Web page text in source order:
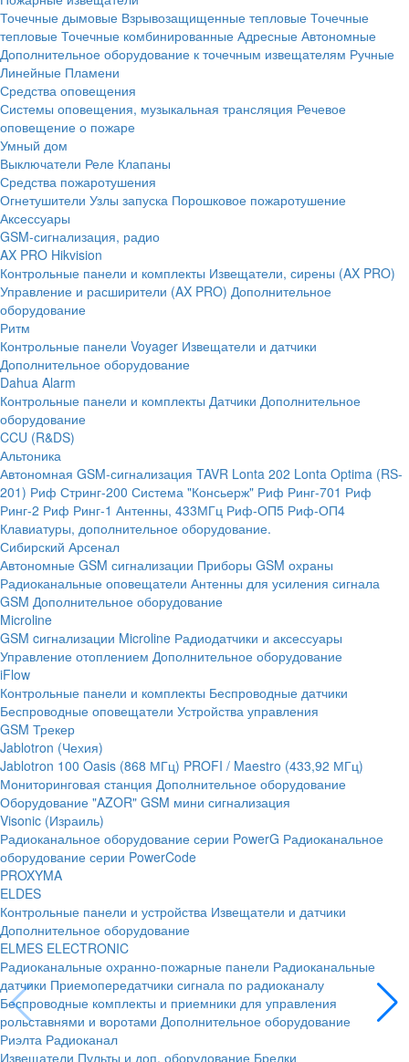
Точечные дымовые Взрывозащищенные тепловые Точечные
тепловые Точечные комбинированные Адресные Автономные
Дополнительное оборудование к точечным извещателям Ручные
Линейные Пламени
Средства оповещения
Системы оповещения, музыкальная трансляция Речевое
оповещение о пожаре
Умный дом
Выключатели Реле Клапаны
Средства пожаротушения
Огнетушители Узлы запуска Порошковое пожаротушение
Аксессуары
GSM-сигнализация, радио
AX PRO Hikvision
Контрольные панели и комплекты Извещатели, сирены (AX PRO)
Управление и расширители (AX PRO) Дополнительное
оборудование
Ритм
Контрольные панели Voyager Извещатели и датчики
Дополнительное оборудование
Dahua Alarm
Контрольные панели и комплекты Датчики Дополнительное
оборудование
CCU (R&DS)
Альтоника
Автономная GSM-сигнализация TAVR Lonta 202 Lonta Optima (RS-
201) Риф Стринг-200 Система "Консьерж" Риф Ринг-701 Риф
Ринг-2 Риф Ринг-1 Антенны, 433МГц Риф-ОП5 Риф-ОП4
Клавиатуры, дополнительное оборудование.
Сибирский Арсенал
Автономные GSM сигнализации Приборы GSM охраны
Радиоканальные оповещатели Антенны для усиления сигнала
GSM Дополнительное оборудование
Microline
GSM cигнализации Microline Радиодатчики и аксессуары
Управление отоплением Дополнительное оборудование
iFlow
Контрольные панели и комплекты Беспроводные датчики
Беспроводные оповещатели Устройства управления
GSM Трекер
Jablotron (Чехия)
Jablotron 100 Oasis (868 МГц) PROFI / Maestro (433,92 МГц)
Мониторинговая станция Дополнительное оборудование
Оборудование "AZOR" GSM мини сигнализация
Visonic (Израиль)
Радиоканальное оборудование серии PowerG Радиоканальное
оборудование серии PowerCode
PROXYMA
ELDES
Контрольные панели и устройства Извещатели и датчики
Дополнительное оборудование
ELMES ELECTRONIC
Радиоканальные охранно-пожарные панели Радиоканальные
датчики Приемопередатчики сигнала по радиоканалу
Беспроводные комплекты и приемники для управления
рольставнями и воротами Дополнительное оборудование
Риэлта Радиоканал
Извещатели Пульты и доп. оборудование Брелки